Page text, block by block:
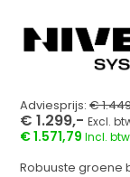
Adviesprijs:€
€ 1.299,-Excl.
€ 1.571,79Incl. btw
Robuuste groene